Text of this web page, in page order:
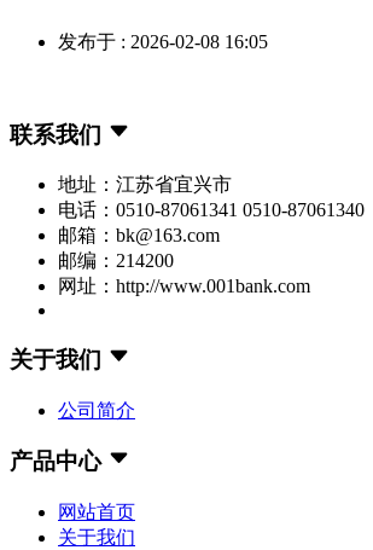
发布于 : 2026-02-08 16:05
联系我们
地址：江苏省宜兴市
电话：0510-87061341 0510-87061340
邮箱：bk@163.com
邮编：214200
网址：http://www.001bank.com
关于我们
公司简介
产品中心
网站首页
关于我们